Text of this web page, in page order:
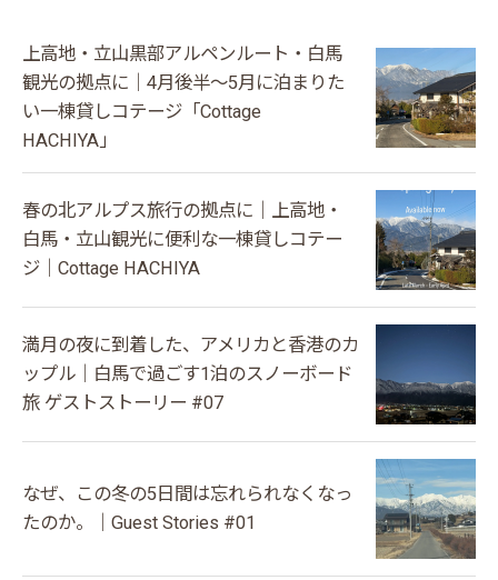
上高地・立山黒部アルペンルート・白馬
観光の拠点に｜4月後半〜5月に泊まりた
い一棟貸しコテージ「Cottage
HACHIYA」
春の北アルプス旅行の拠点に｜上高地・
白馬・立山観光に便利な一棟貸しコテー
ジ｜Cottage HACHIYA
満月の夜に到着した、アメリカと香港のカ
ップル｜白馬で過ごす1泊のスノーボード
旅 ゲストストーリー #07
なぜ、この冬の5日間は忘れられなくなっ
たのか。｜Guest Stories #01